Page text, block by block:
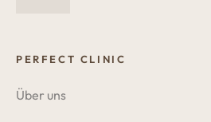
PERFECT CLINIC
Über uns